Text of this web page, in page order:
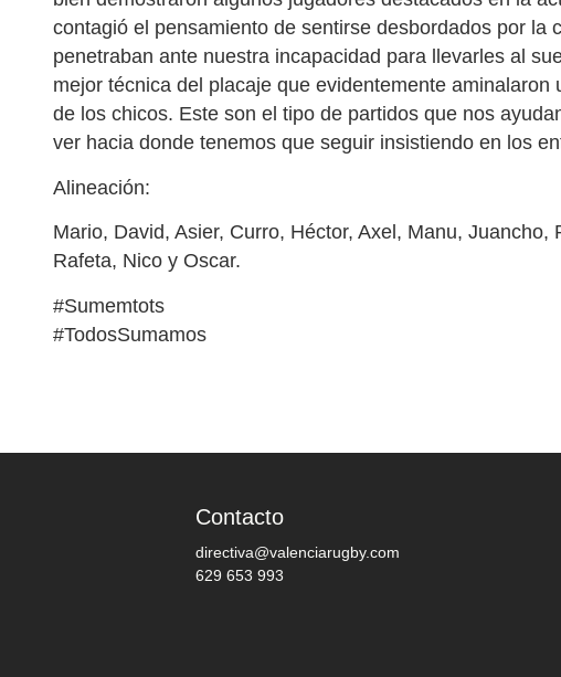
contagió el pensamiento de sentirse desbordados por la
penetraban ante nuestra incapacidad para llevarles al
mejor técnica del placaje que evidentemente
de los chicos. Este son el tipo de partidos que nos
ver hacia donde tenemos que seguir insistiendo en los
Alineación:
Mario, David, Asier, Curro, Héctor, Axel, Manu,
Rafeta, Nico y Oscar.
#Sumemtots
#TodosSumamos
Contacto
directiva@valenciarugby.com
629 653 993